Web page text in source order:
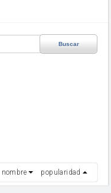
Buscar
nombre popularidad